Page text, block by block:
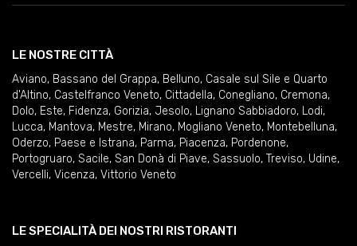
LE NOSTRE CITTÀ
Aviano, Bassano del Grappa, Belluno, Casale sul Sile e Quarto
d'Altino, Castelfranco Veneto, Cittadella, Conegliano, Cremona,
Dolo, Este, Fidenza, Gorizia, Jesolo, Lignano Sabbiadoro, Lodi,
Lucca, Mantova, Mestre, Mirano, Mogliano Veneto, Montebelluna,
Oderzo, Paese e Istrana, Parma, Piacenza, Pordenone,
Portogruaro, Sacile, San Donà di Piave, Sassuolo, Treviso, Udine,
Vercelli, Vicenza, Vittorio Veneto
LE SPECIALITÀ DEI NOSTRI RISTORANTI